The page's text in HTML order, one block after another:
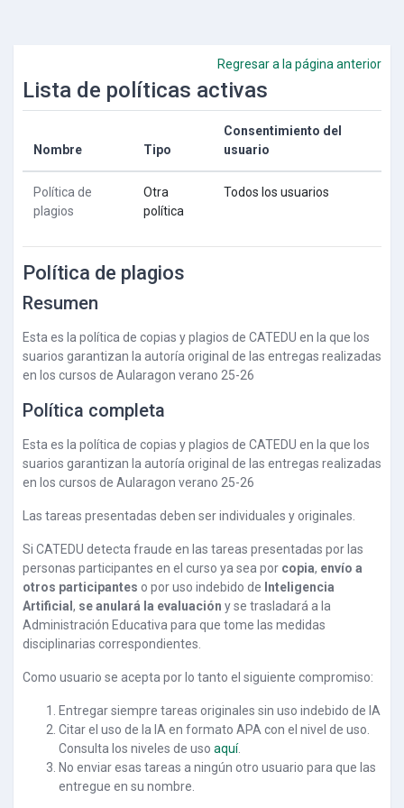
Regresar a la página anterior
Lista de políticas activas
Nombre Tipo
Consentimiento del
usuario
Política de
plagios
Otra
política
Todos los usuarios
Política de plagios
Resumen
Esta es la política de copias y plagios de CATEDU en la que los
suarios garantizan la autoría original de las entregas realizadas
en los cursos de Aularagon verano 25-26
Política completa
Esta es la política de copias y plagios de CATEDU en la que los
suarios garantizan la autoría original de las entregas realizadas
en los cursos de Aularagon verano 25-26
Las tareas presentadas deben ser individuales y originales.
Si CATEDU detecta fraude en las tareas presentadas por las
personas participantes en el curso ya sea por copia, envío a
otros participantes o por uso indebido de Inteligencia
Artificial , se anulará la evaluación y se trasladará a la
Administración Educativa para que tome las medidas
disciplinarias correspondientes.
Como usuario se acepta por lo tanto el siguiente compromiso:
Entregar siempre tareas originales sin uso indebido de IA
Citar el uso de la IA en formato APA con el nivel de uso.
Consulta los niveles de uso aquí.
No enviar esas tareas a ningún otro usuario para que las
entregue en su nombre.